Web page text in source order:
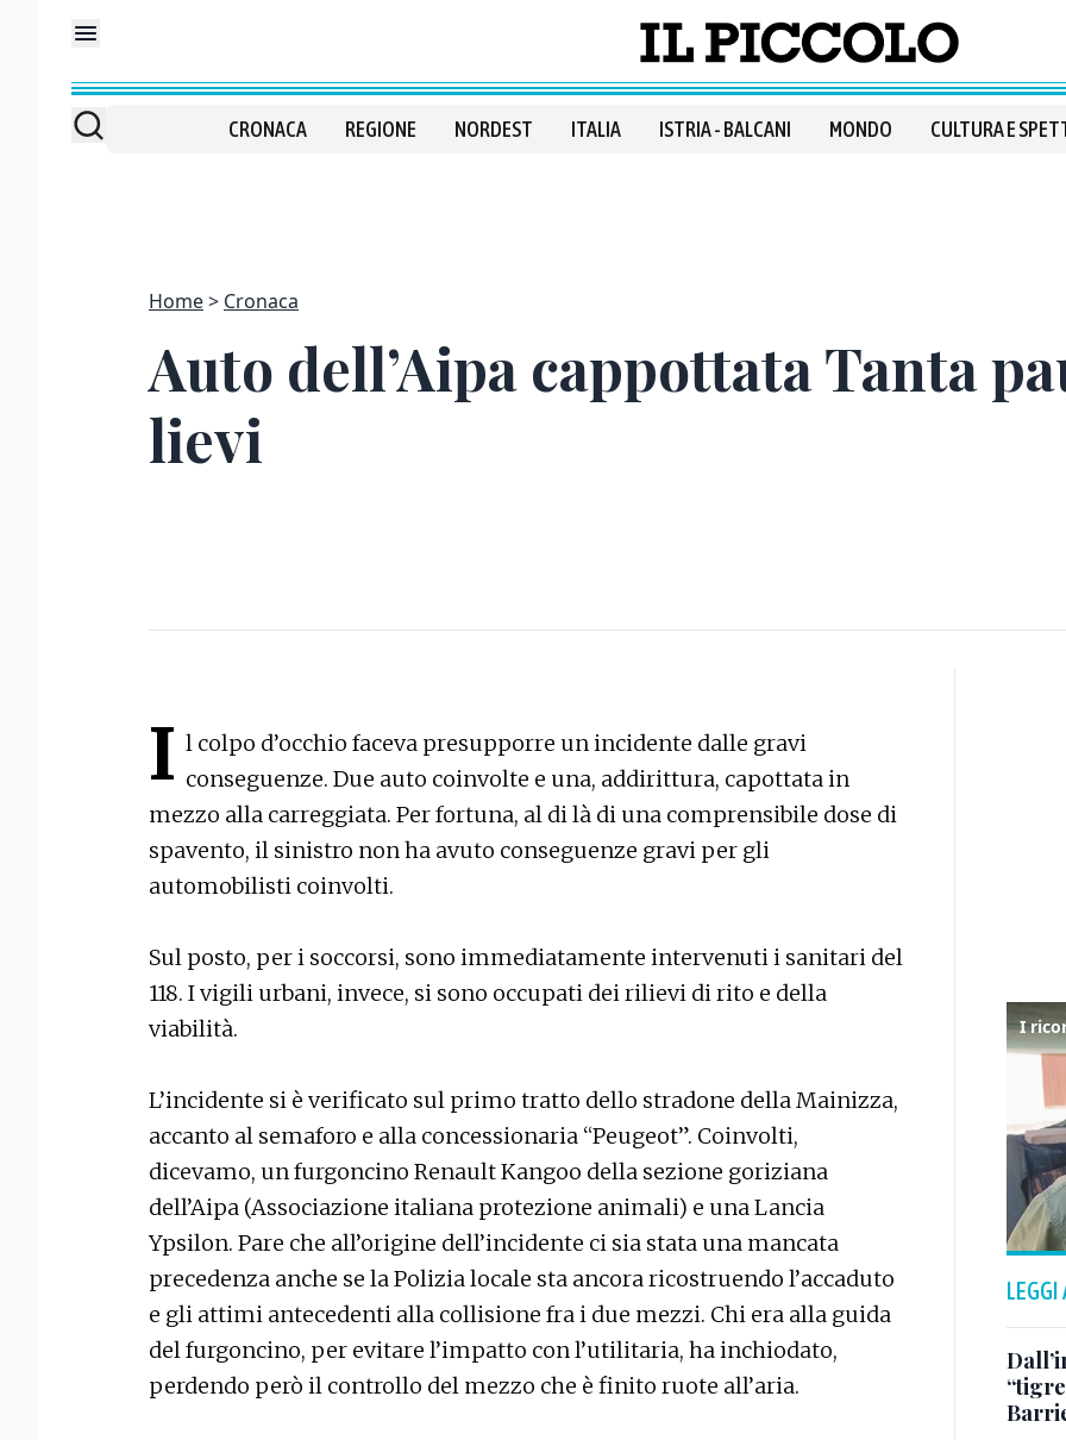
CRONACA REGIONE NORDEST ITALIA ISTRIA - BALCANI MONDO CULTURA E
Home Cronaca
Auto dell’Aipa cappottata Tanta
lievi
I l colpo d’occhio faceva presupporre un incidente dalle gravi
conseguenze. Due auto coinvolte e una, addirittura, capottata in
mezzo alla carreggiata. Per fortuna, al di là di una comprensibile dose di
spavento, il sinistro non ha avuto conseguenze gravi per gli
automobilisti coinvolti.
Sul posto, per i soccorsi, sono immediatamente intervenuti i sanitari del
118. I vigili urbani, invece, si sono occupati dei rilievi di rito e della
viabilità.
L’incidente si è verificato sul primo tratto dello stradone della Mainizza,
accanto al semaforo e alla concessionaria “Peugeot”. Coinvolti,
dicevamo, un furgoncino Renault Kangoo della sezione goriziana
dell’Aipa (Associazione italiana protezione animali) e una Lancia
Ypsilon. Pare che all’origine dell’incidente ci sia stata una mancata
precedenza anche se la Polizia locale sta ancora ricostruendo l’accaduto
e gli attimi antecedenti alla collisione fra i due mezzi. Chi era alla guida
del furgoncino, per evitare l’impatto con l’utilitaria, ha inchiodato,
perdendo però il controllo del mezzo che è finito ruote all’aria.
LEGGI